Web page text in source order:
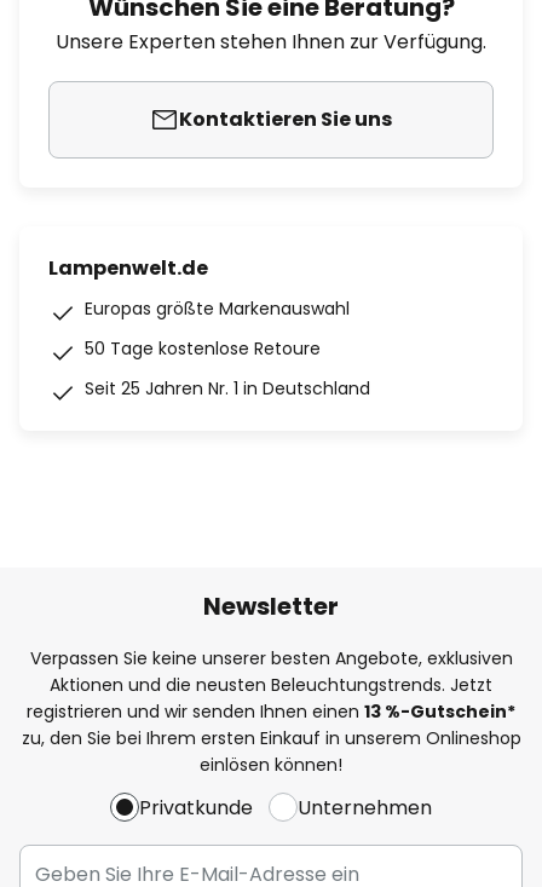
Wünschen Sie eine Beratung?
Unsere Experten stehen Ihnen zur Verfügung.
Kontaktieren Sie uns
Lampenwelt.de
Europas größte Markenauswahl
50 Tage kostenlose Retoure
Seit 25 Jahren Nr. 1 in Deutschland
Newsletter
Verpassen Sie keine unserer besten Angebote, exklusiven
Aktionen und die neusten Beleuchtungstrends. Jetzt
registrieren und wir senden Ihnen einen 13 %-Gutschein*
zu, den Sie bei Ihrem ersten Einkauf in unserem Onlineshop
einlösen können!
Privatkunde Unternehmen